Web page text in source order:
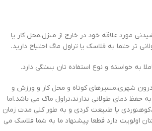
مورد علاقه خود در خارج از منزل،محل کار یا
تر حتما به فلاسک یا تراول ماگ احتیاج دارید.
به خواسته و نوع استفاده تان بستگی دارد.
شهری،مسیرهای کوتاه و محل کار و ورزش و
حفظ دمای طولانی ندارند،تراول ماگ می باشد.اما
یا طبیعت گردی و به طور کلی مدت زمان
اولویت دارد قطعا پیشنهاد ما به شما فلاسک می